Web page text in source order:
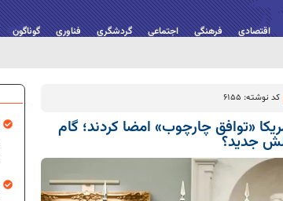
اقتصادی فرهنگی اجتماعی گردشگری فناوری گوناگون
کد نوشته: 6155
«توافق چارچوب» امضا کردند؛ گام
جدید؟